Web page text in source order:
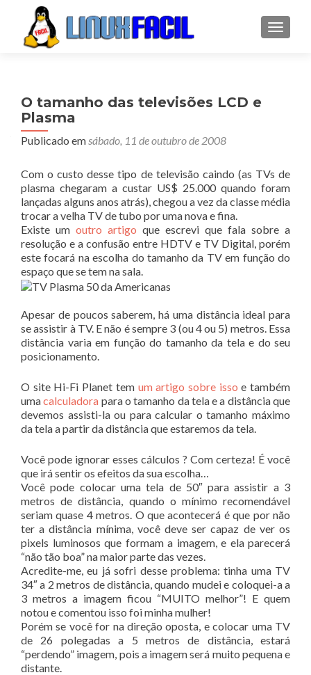
O tamanho das televisões LCD e
Plasma
Publicado emsábado, 11 de outubro de 2008
Com o custo desse tipo de televisão caindo (as TVs de
plasma chegaram a custar US$ 25.000 quando foram
lançadas alguns anos atrás), chegou a vez da classe média
trocar a velha TV de tubo por uma nova e fina.
Existe um outro artigo que escrevi que fala sobre a
resolução e a confusão entre HDTV e TV Digital, porém
este focará na escolha do tamanho da TV em função do
espaço que se tem na sala.
Apesar de poucos saberem, há uma distância ideal para
se assistir à TV. E não é sempre 3 (ou 4 ou 5) metros. Essa
distância varia em função do tamanho da tela e do seu
posicionamento.
O site Hi-Fi Planet tem um artigo sobre isso e também
umacalculadora para o tamanho da tela e a distância que
devemos assisti-la ou para calcular o tamanho máximo
da tela a partir da distância que estaremos da tela.
Você pode ignorar esses cálculos ? Com certeza! É você
que irá sentir os efeitos da sua escolha…
Você pode colocar uma tela de 50″ para assistir a 3
metros de distância, quando o mínimo recomendável
seriam quase 4 metros. O que acontecerá é que por não
ter a distância mínima, você deve ser capaz de ver os
pixels luminosos que formam a imagem, e ela parecerá
“não tão boa” na maior parte das vezes.
Acredite-me, eu já sofri desse problema: tinha uma TV
34″ a 2 metros de distância, quando mudei e coloquei-a a
3 metros a imagem ficou “MUITO melhor”! E quem
notou e comentou isso foi minha mulher!
Porém se você for na direção oposta, e colocar uma TV
de 26 polegadas a 5 metros de distância, estará
“perdendo” imagem, pois a imagem será muito pequena e
distante.